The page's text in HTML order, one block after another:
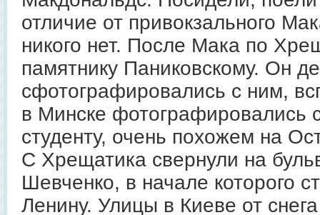
отличие от привокзального
никого нет. После Мака по
памятнику Паниковскому. Он
сфотографировались с ним,
в Минске фотографировались
студенту, очень похожем на
С Хрещатика свернули на
Шевченко, в начале которого
Ленину. Улицы в Киеве от